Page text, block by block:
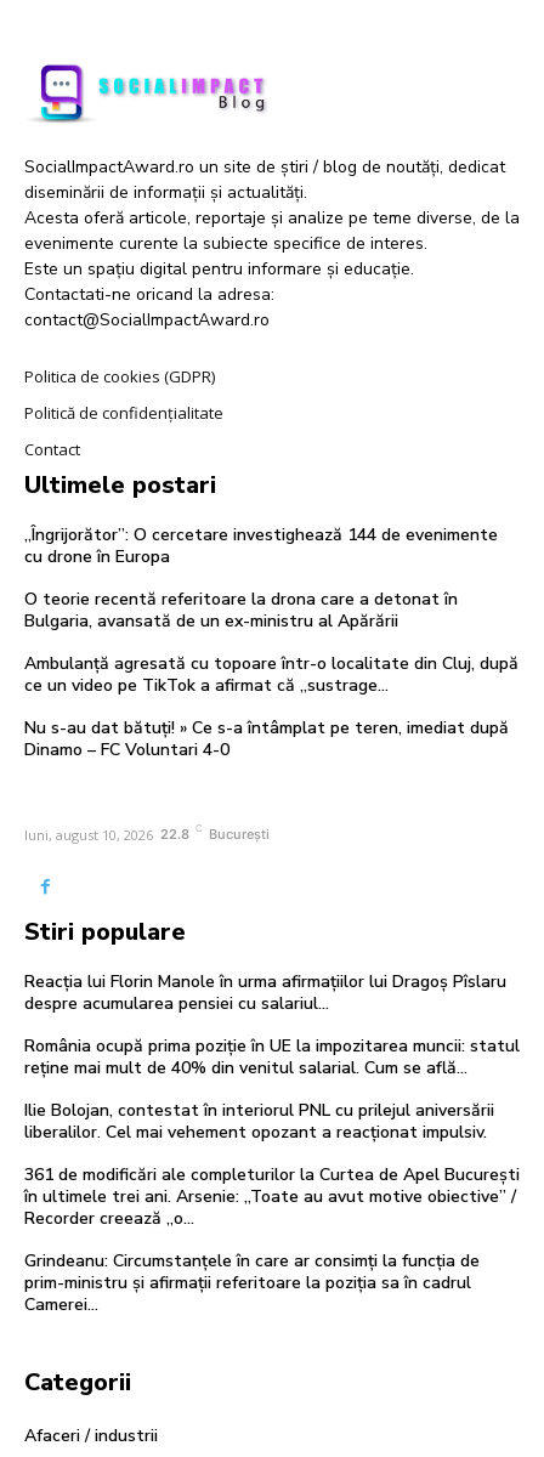
SocialImpactAward.ro un site de știri / blog de noutăți, dedicat
diseminării de informații și actualități.
Acesta oferă articole, reportaje și analize pe teme diverse, de la
evenimente curente la subiecte specifice de interes.
Este un spațiu digital pentru informare și educație.
Contactati-ne oricand la adresa:
contact@SocialImpactAward.ro
Politica de cookies (GDPR)
Politică de confidențialitate
Contact
Ultimele postari
„Îngrijorător”: O cercetare investighează 144 de evenimente
cu drone în Europa
O teorie recentă referitoare la drona care a detonat în
Bulgaria, avansată de un ex-ministru al Apărării
Ambulanță agresată cu topoare într-o localitate din Cluj, după
ce un video pe TikTok a afirmat că „sustrage…
Nu s-au dat bătuți! » Ce s-a întâmplat pe teren, imediat după
Dinamo – FC Voluntari 4-0
luni, august 10, 2026 22.8 C București
Stiri populare
Reacția lui Florin Manole în urma afirmațiilor lui Dragoș Pîslaru
despre acumularea pensiei cu salariul…
România ocupă prima poziție în UE la impozitarea muncii: statul
reține mai mult de 40% din venitul salarial. Cum se află…
Ilie Bolojan, contestat în interiorul PNL cu prilejul aniversării
liberalilor. Cel mai vehement opozant a reacționat impulsiv.
361 de modificări ale completurilor la Curtea de Apel București
în ultimele trei ani. Arsenie: „Toate au avut motive obiective” /
Recorder creează „o...
Grindeanu: Circumstanțele în care ar consimți la funcția de
prim-ministru și afirmații referitoare la poziția sa în cadrul
Camerei…
Categorii
Afaceri / industrii